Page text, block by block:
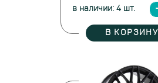
в наличии: 4 шт.
В КОРЗИНУ